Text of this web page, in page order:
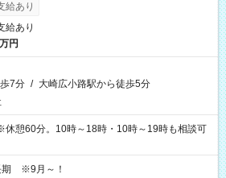
給あり
給あり
円
7分 / 大崎広小路駅から徒歩5分
憩60分。10時～18時・10時～19時も相談可
期 ※9月～！